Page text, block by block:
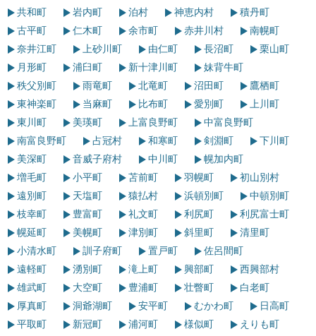
共和町
岩内町 泊村 神恵内村
積丹町
古平町
仁木町 余市町 赤井川村
南幌町
奈井江町
上砂川町 由仁町 長沼町
栗山町
月形町
浦臼町 新十津川町
妹背牛町
秩父別町
雨竜町 北竜町 沼田町
鷹栖町
東神楽町
当麻町 比布町 愛別町
上川町
東川町
美瑛町 上富良野町
中富良野町
南富良野町
占冠村 和寒町 剣淵町
下川町
美深町
音威子府村 中川町
幌加内町
増毛町
小平町 苫前町 羽幌町
初山別村
遠別町
天塩町 猿払村 浜頓別町
中頓別町
枝幸町
豊富町 礼文町 利尻町
利尻富士町
幌延町
美幌町 津別町 斜里町
清里町
小清水町
訓子府町 置戸町
佐呂間町
遠軽町
湧別町 滝上町 興部町
西興部村
雄武町
大空町 豊浦町 壮瞥町
白老町
厚真町
洞爺湖町 安平町 むかわ町
日高町
平取町
新冠町 浦河町 様似町
えりも町